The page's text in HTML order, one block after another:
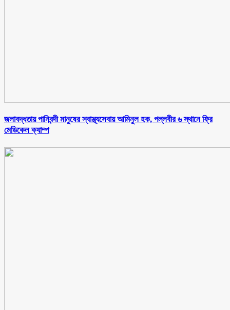
জলাবদ্ধতায় পানিবন্দী মানুষের স্বাস্থ্যসেবায় আমিনুল হক, পল্লবীর ৬ স্থানে ফ্রি
মেডিকেল ক্যাম্প